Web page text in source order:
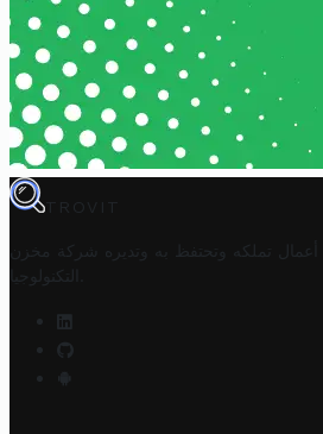
TROVIT
تملكه وتحتفظ به وتديره
شركة مخزن
التكنولوجيا